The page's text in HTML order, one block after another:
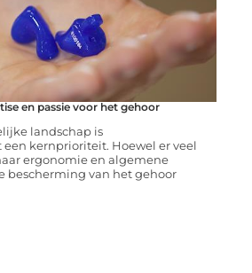
en passie voor het gehoor
landschap is
kernprioriteit. Hoewel er veel
ergonomie en algemene
bescherming van het gehoor